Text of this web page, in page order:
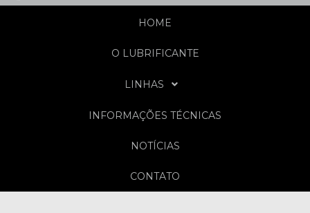
HOME
O LUBRIFICANTE
LINHAS
INFORMAÇÕES TÉCNICAS
NOTÍCIAS
CONTATO